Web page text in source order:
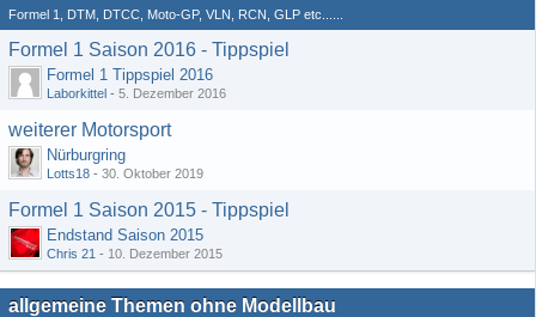
Formel 1, DTM, DTCC, Moto-GP, VLN, RCN, GLP etc......
Formel 1 Saison 2016 - Tippspiel
Formel 1 Tippspiel 2016
Laborkittel - 5. Dezember 2016
weiterer Motorsport
Nürburgring
Lotts18 - 30. Oktober 2019
Formel 1 Saison 2015 - Tippspiel
Endstand Saison 2015
Chris 21 - 10. Dezember 2015
allgemeine Themen ohne Modellbau